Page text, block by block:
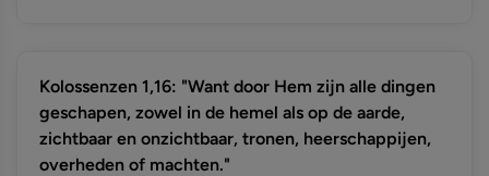
Kolossenzen 1,16: "Want door Hem zijn alle dingen
geschapen, zowel in de hemel als op de aarde,
zichtbaar en onzichtbaar, tronen, heerschappijen,
overheden of machten."